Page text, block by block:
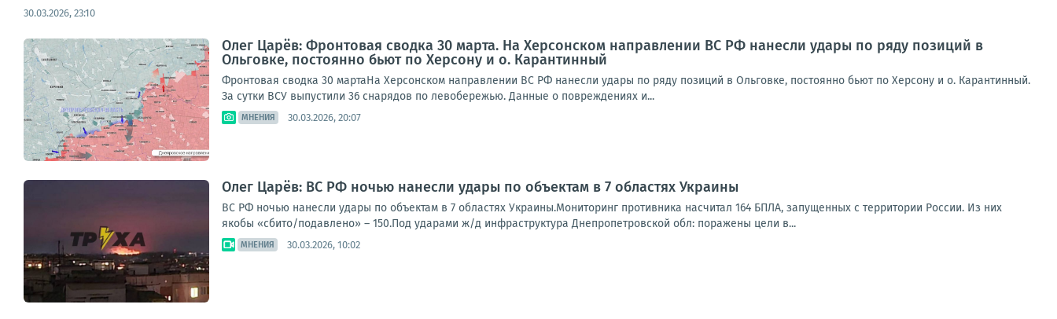
30.03.2026, 23:10
Олег Царёв: Фронтовая сводка 30 марта. На Херсонском направлении ВС РФ нанесли удары по ряду позиций в
Ольговке, постоянно бьют по Херсону и о. Карантинный
Фронтовая сводка 30 мартаНа Херсонском направлении ВС РФ нанесли удары по ряду позиций в Ольговке, постоянно бьют по Херсону и о. Карантинный.
За сутки ВСУ выпустили 36 снарядов по левобережью. Данные о повреждениях и...
МНЕНИЯ 30.03.2026, 20:07
Олег Царёв: ВС РФ ночью нанесли удары по объектам в 7 областях Украины
ВС РФ ночью нанесли удары по объектам в 7 областях Украины.Мониторинг противника насчитал 164 БПЛА, запущенных с территории России. Из них
якобы «сбито/подавлено» – 150.Под ударами ж/д инфраструктура Днепропетровской обл: поражены цели в...
МНЕНИЯ 30.03.2026, 10:02